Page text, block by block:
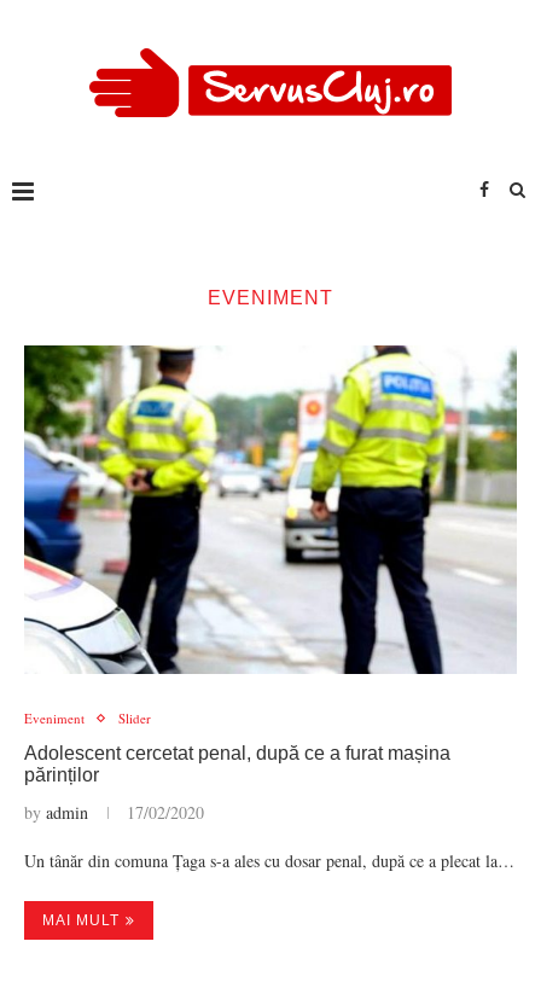
EVENIMENT
Eveniment Slider
Adolescent cercetat penal, după ce a furat mașina
părinților
by admin 17/02/2020
Un tânăr din comuna Țaga s-a ales cu dosar penal, după ce a plecat la…
MAI MULT